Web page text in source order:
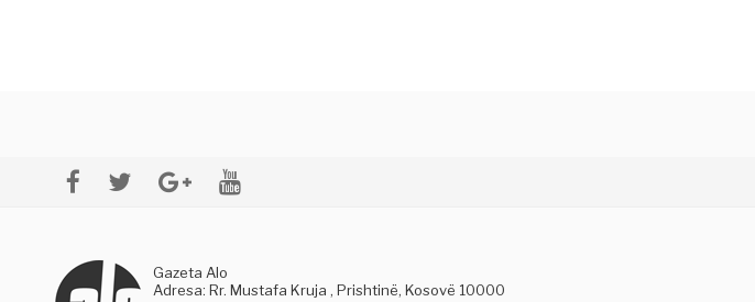
Gazeta Alo
Adresa: Rr. Mustafa Kruja , Prishtinë, Kosovë 10000